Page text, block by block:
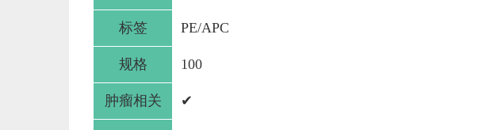
标签 PE/APC
规格 100
肿瘤相关 ✔